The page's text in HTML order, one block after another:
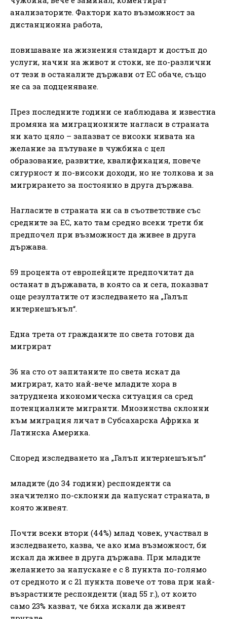
анализаторите. Фактори като възможност за
дистанционна работа,
повишаване на жизнения стандарт и достъп до
услуги, начин на живот и стоки, не по-различни
от тези в останалите държави от ЕС обаче, също
не са за подценяване.
През последните години се наблюдава и известна
промяна на миграционните нагласи в страната
ни като цяло – запазват се високи нивата на
желание за пътуване в чужбина с цел
образование, развитие, квалификация, повече
сигурност и по-високи доходи, но не толкова и за
мигрирането за постоянно в друга държава.
Нагласите в страната ни са в съответствие със
средните за ЕС, като там средно всеки трети би
предпочел при възможност да живее в друга
държава.
59 процента от европейците предпочитат да
останат в държавата, в която са и сега, показват
още резултатите от изследването на „Галъп
интернешънъл“.
Една трета от гражданите по света готови да
мигрират
36 на сто от запитаните по света искат да
мигрират, като най-вече младите хора в
затруднена икономическа ситуация са сред
потенциалните мигранти. Мнозинства склонни
към миграция личат в Субсахарска Африка и
Латинска Америка.
Според изследването на „Галъп интернешънъл“
младите (до 34 години) респонденти са
значително по-склонни да напуснат страната, в
която живеят.
Почти всеки втори (44%) млад човек, участвал в
изследването, казва, че ако има възможност, би
искал да живее в друга държава. При младите
желанието за напускане е с 8 пункта по-голямо
от средното и с 21 пункта повече от това при най-
възрастните респонденти (над 55 г.), от които
само 23% казват, че биха искали да живеят